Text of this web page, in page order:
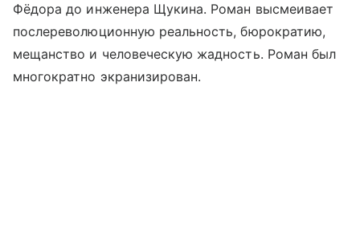
Фёдора до инженера Щукина. Роман высмеивает
послереволюционную реальность, бюрократию,
мещанство и человеческую жадность. Роман был
многократно экранизирован.